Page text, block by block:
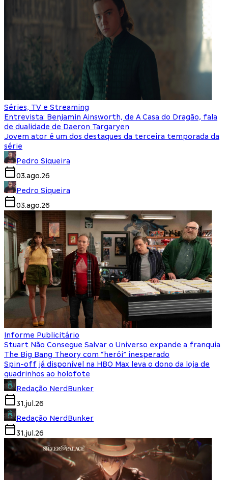
Séries, TV e Streaming
Entrevista: Benjamin Ainsworth, de A Casa do Dragão, fala
de dualidade de Daeron Targaryen
Jovem ator é um dos destaques da terceira temporada da
série
Pedro Siqueira
03.ago.26
Pedro Siqueira
03.ago.26
Informe Publicitário
Stuart Não Consegue Salvar o Universo expande a franquia
The Big Bang Theory com “herói” inesperado
Spin-off já disponível na HBO Max leva o dono da loja de
quadrinhos ao holofote
Redação NerdBunker
31.jul.26
Redação NerdBunker
31.jul.26